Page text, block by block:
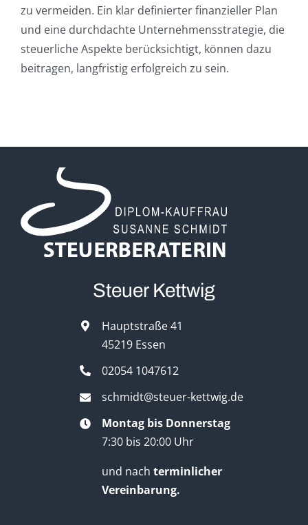
zu vermeiden. Ein klar definierter finanzieller Plan
und eine durchdachte Unternehmensstrategie, die
steuerliche Aspekte berücksichtigt, können dazu
beitragen, langfristig erfolgreich zu sein.
Steuer Kettwig
Hauptstraße 41
45219 Essen
02054 1047612
schmidt@steuer-kettwig.de
Montag bis Donnerstag
7:30 bis 20:00 Uhr
und nachterminlicher
Vereinbarung.